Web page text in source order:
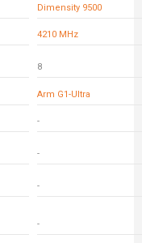
Dimensity 9500
4210 MHz
8
Arm G1-Ultra
-
-
-
-